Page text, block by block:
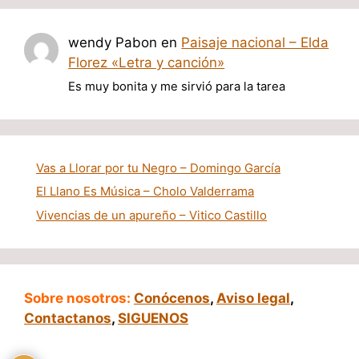
wendy Pabon en Paisaje nacional – Elda
Florez «Letra y canción»
Es muy bonita y me sirvió para la tarea
Vas a Llorar por tu Negro – Domingo García
El Llano Es Música – Cholo Valderrama
Vivencias de un apureño – Vitico Castillo
Sobre nosotros: Conócenos, Aviso legal,
Contactanos, SIGUENOS